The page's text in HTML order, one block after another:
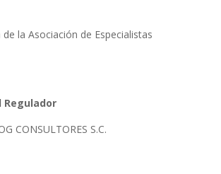
la Asociación de Especialistas
Regulador
CONSULTORES S.C.